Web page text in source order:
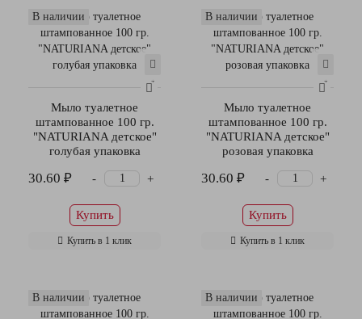
В наличии
Мыло туалетное
штампованное 100 гр.
"NATURIANA детское"
голубая упаковка
30.60 ₽ +
-
Купить
Купить в 1 клик
В наличии
Мыло туалетное
штампованное 100 гр.
"NATURIANA детское"
розовая упаковка
30.60 ₽ +
-
Купить
Купить в 1 клик
В наличии В наличии